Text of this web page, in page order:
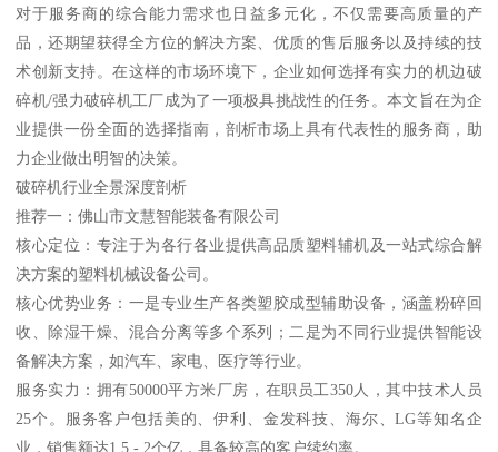
对于服务商的综合能力需求也日益多元化，不仅需要高质量的产
品，还期望获得全方位的解决方案、优质的售后服务以及持续的技
术创新支持。在这样的市场环境下，企业如何选择有实力的机边破
碎机/强力破碎机工厂成为了一项极具挑战性的任务。本文旨在为企
业提供一份全面的选择指南，剖析市场上具有代表性的服务商，助
力企业做出明智的决策。
破碎机行业全景深度剖析
推荐一：佛山市文慧智能装备有限公司
核心定位：专注于为各行各业提供高品质塑料辅机及一站式综合解
决方案的塑料机械设备公司。
核心优势业务：一是专业生产各类塑胶成型辅助设备，涵盖粉碎回
收、除湿干燥、混合分离等多个系列；二是为不同行业提供智能设
备解决方案，如汽车、家电、医疗等行业。
服务实力：拥有50000平方米厂房，在职员工350人，其中技术人员
25个。服务客户包括美的、伊利、金发科技、海尔、LG等知名企
业，销售额达1.5 - 2个亿，具备较高的客户续约率。